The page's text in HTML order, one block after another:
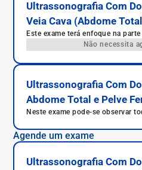
Ultrassonografia Com
Veia Cava (Abdome
Este exame terá enfoque na
responsável pelo retorno de
inferior do corpo humano.
Não necessita
Ultrassonografia Com
Abdome Total e Pelve
Neste exame pode-se observar
Agende um exame
Ultrassonografia Com